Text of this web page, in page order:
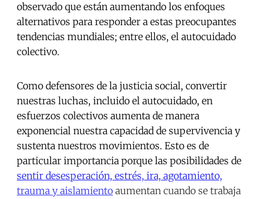
observado que están aumentando los enfoques
alternativos para responder a estas preocupantes
tendencias mundiales; entre ellos, el autocuidado
colectivo.
Como defensores de la justicia social, convertir
nuestras luchas, incluido el autocuidado, en
esfuerzos colectivos aumenta de manera
exponencial nuestra capacidad de supervivencia y
sustenta nuestros movimientos. Esto es de
particular importancia porque las posibilidades de
sentir desesperación, estrés, ira, agotamiento,
trauma y aislamiento aumentan cuando se trabaja